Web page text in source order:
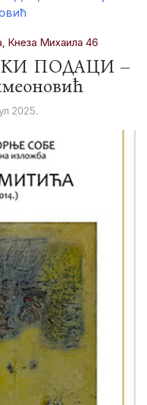
Кнеза Михаила 46
ПОДАЦИ –
2025.